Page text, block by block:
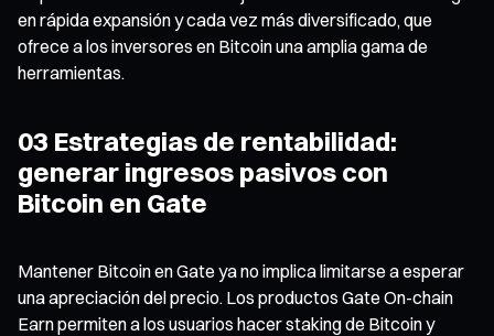
en rápida expansión y cada vez más diversificado, que
ofrece a los inversores en Bitcoin una amplia gama de
herramientas.
03 Estrategias de rentabilidad:
generar ingresos pasivos con
Bitcoin en Gate
Mantener Bitcoin en Gate ya no implica limitarse a esperar
una apreciación del precio. Los productos Gate On-chain
Earn permiten a los usuarios hacer staking de Bitcoin y